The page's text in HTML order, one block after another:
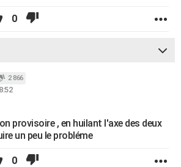
0
2 866
provisoire , en huilant l'axe des deux
un peu le probléme
0